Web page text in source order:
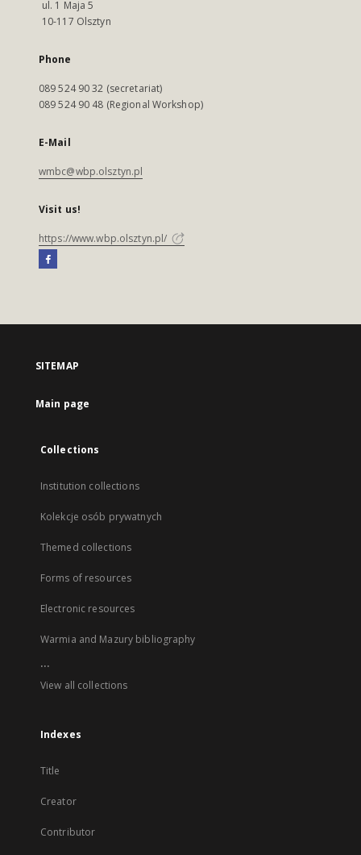
ul. 1 Maja 5
10-117 Olsztyn
Phone
089 524 90 32 (secretariat)
089 524 90 48 (Regional Workshop)
E-Mail
wmbc@wbp.olsztyn.pl
Visit us!
https://www.wbp.olsztyn.pl/
SITEMAP
Main page
Collections
Institution collections
Kolekcje osób prywatnych
Themed collections
Forms of resources
Electronic resources
Warmia and Mazury bibliography
...
View all collections
Indexes
Title
Creator
Contributor